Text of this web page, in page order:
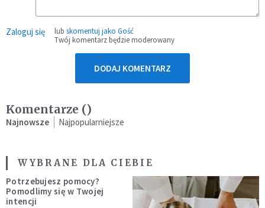
Zaloguj się lub skomentuj jako Gość
Twój komentarz będzie moderowany
DODAJ KOMENTARZ
Komentarze ()
Najnowsze Najpopularniejsze
WYBRANE DLA CIEBIE
Potrzebujesz pomocy?
Pomodlimy się w Twojej
intencji